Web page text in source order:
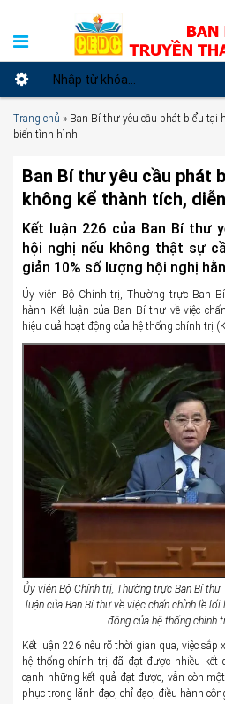
Trang chủ » Ban Bí thư yêu cầu phát biểu tại
biến tình hình
Ban Bí thư yêu cầu phát
không kể thành tích,
Kết luận 226 của Ban Bí thư
hội nghị nếu không thật sự
giản 10% số lượng hội nghị
Ủy viên Bộ Chính trị, Thường trực Ban
hành Kết luận của Ban Bí thư về việc
hiệu quả hoạt động của hệ thống chính trị
Ủy viên Bộ Chính trị, Thường trực Ban Bí thư
luận của Ban Bí thư về việc chấn chỉnh lề
động của hệ thống chính
Kết luận 226 nêu rõ thời gian qua, việc sắp
hệ thống chính trị đã đạt được nhiều kết
cạnh những kết quả đạt được, vẫn còn
phục trong lãnh đạo, chỉ đạo, điều hành